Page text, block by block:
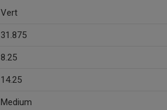
Vert
31.875
8.25
14.25
Medium